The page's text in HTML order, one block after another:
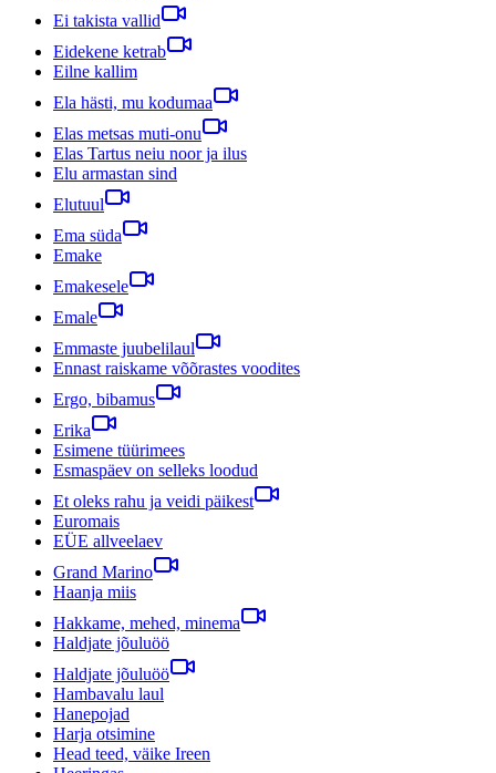
Ei takista vallid
Eidekene ketrab
Eilne kallim
Ela hästi, mu kodumaa
Elas metsas muti-onu
Elas Tartus neiu noor ja ilus
Elu armastan sind
Elutuul
Ema süda
Emake
Emakesele
Emale
Emmaste juubelilaul
Ennast raiskame võõrastes voodites
Ergo, bibamus
Erika
Esimene tüürimees
Esmaspäev on selleks loodud
Et oleks rahu ja veidi päikest
Euromais
EÜE allveelaev
Grand Marino
Haanja miis
Hakkame, mehed, minema
Haldjate jõuluöö
Haldjate jõuluöö
Hambavalu laul
Hanepojad
Harja otsimine
Head teed, väike Ireen